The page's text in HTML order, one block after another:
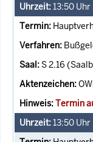
13:50 Uhr
S 2.16
Termin
13:50 Uhr